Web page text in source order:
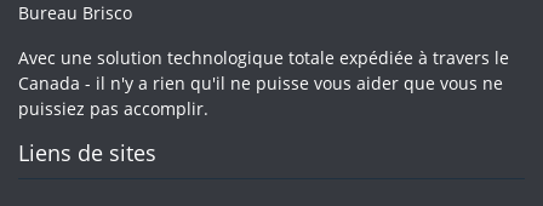
Bureau Brisco
Avec une solution technologique totale expédiée à travers le
Canada - il n'y a rien qu'il ne puisse vous aider que vous ne
puissiez pas accomplir.
Liens de sites